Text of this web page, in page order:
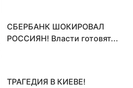
СБЕРБАНК ШОКИРОВАЛ
РОССИЯН! Власти готовят...
ТРАГЕДИЯ В КИЕВЕ!